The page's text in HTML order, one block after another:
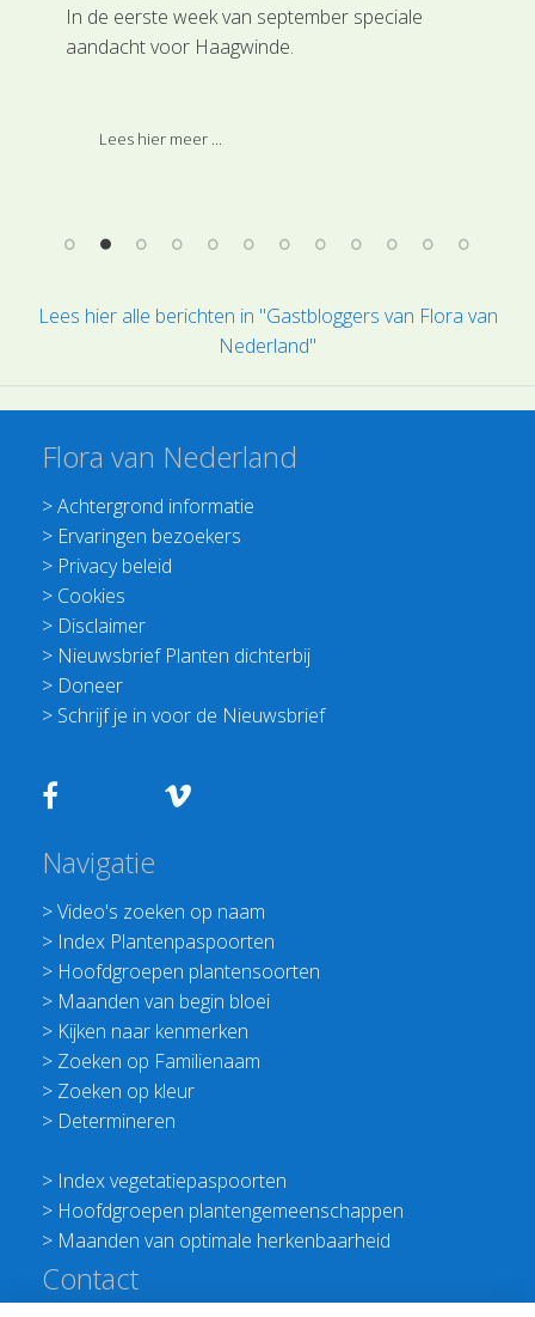
In de eerste week van september speciale
aandacht voor Haagwinde.
Lees hier meer ...
Lees hier alle berichten in "Gastbloggers van Flora van
Nederland"
Flora van Nederland
>Achtergrond informatie
> Ervaringen bezoekers
> Privacy beleid
> Cookies
> Disclaimer
> Nieuwsbrief Planten dichterbij
> Doneer
> Schrijf je in voor de Nieuwsbrief
Navigatie
>Video's zoeken op naam
> Index Plantenpaspoorten
> Hoofdgroepen plantensoorten
> Maanden van begin bloei
> Kijken naar kenmerken
> Zoeken op Familienaam
> Zoeken op kleur
> Determineren
> Index vegetatiepaspoorten
> Hoofdgroepen plantengemeenschappen
> Maanden van optimale herkenbaarheid
Contact